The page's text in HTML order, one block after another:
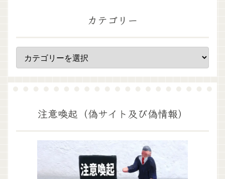
カテゴリー
注意喚起（偽サイト及び偽情報）